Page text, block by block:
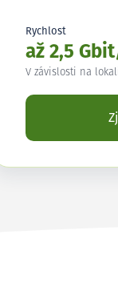
Rychlost
až 2,5
V závislosti na